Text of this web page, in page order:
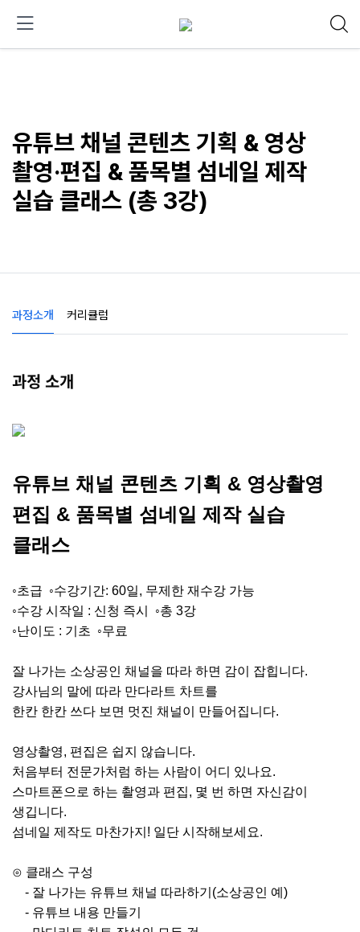
유튜브 채널 콘텐츠 기획 & 영상
촬영·편집 & 품목별 섬네일 제작
실습 클래스 (총 3강)
과정소개 커리큘럼
과정 소개
유튜브 채널 콘텐츠 기획 & 영상촬영
편집 & 품목별 섬네일 제작 실습
클래스
◦초급 ◦수강기간: 60일, 무제한 재수강 가능
◦수강 시작일 : 신청 즉시 ◦총 3강
◦난이도 : 기초 ◦무료
잘 나가는 소상공인 채널을 따라 하면 감이 잡힙니다.
강사님의 말에 따라 만다라트 차트를
한칸 한칸 쓰다 보면 멋진 채널이 만들어집니다.
영상촬영, 편집은 쉽지 않습니다.
처음부터 전문가처럼 하는 사람이 어디 있나요.
스마트폰으로 하는 촬영과 편집, 몇 번 하면 자신감이
생깁니다.
섬네일 제작도 마찬가지 ! 일단 시작해보세요.
⊙ 클래스 구성
- 잘 나가는 유튜브 채널 따라하기 (소상공인 예 )
- 유튜브 내용 만들기